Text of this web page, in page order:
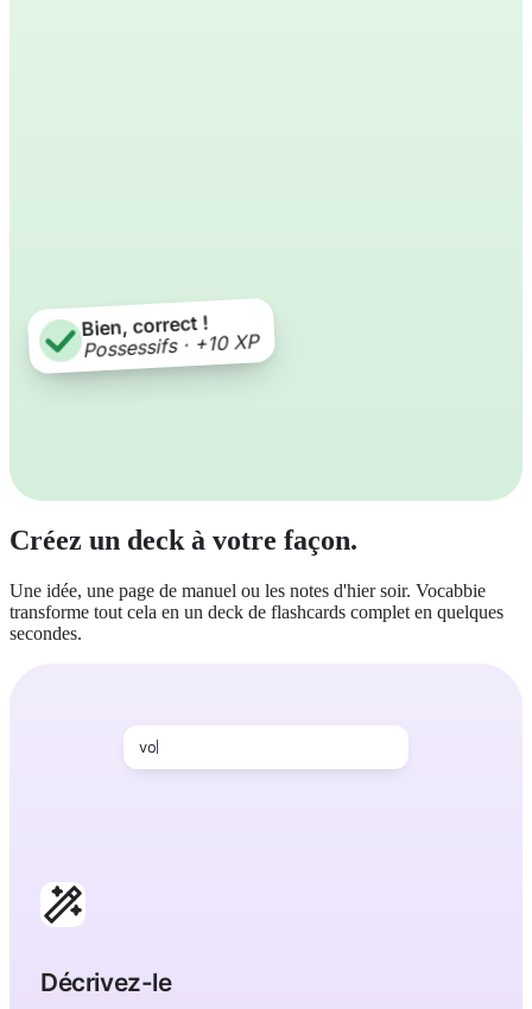
Bien, correct !
Possessifs · +10 XP
Créez un deck à votre façon.
Une idée, une page de manuel ou les notes d'hier soir. Vocabbie
transforme tout cela en un deck de flashcards complet en quelques
secondes.
vocabulaire de pharmacie en finnois
Décrivez-le